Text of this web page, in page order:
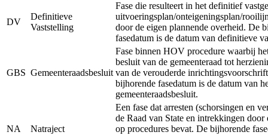
DV
Definitieve
Vaststelling
Fase die resulteert in het definitief
uitvoeringsplan/onteigeningsplan/
door de eigen plannende overheid. De
fasedatum is de datum van definitieve
GBS Gemeenteraadsbesluit
Fase binnen HOV procedure waarbij
besluit van de gemeenteraad tot
van de verouderde
bijhorende fasedatum is de datum van
gemeenteraadsbesluit.
NA Natraject
Een fase dat arresten (schorsingen en
de Raad van State en intrekkingen door
op procedures bevat. De bijhorende